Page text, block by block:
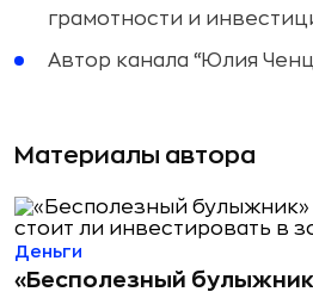
грамотности и
Автор канала “Юлия
Материалы автора
«Бесполезный
Деньги